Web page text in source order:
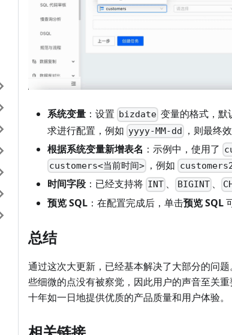
系统变量 ：设置 bizdate 变量的格式，
求进行配置，例如 yyyy-MM-dd ，则最终
根据系统变量新增表名 ：示例中，使用了
customers<当前时间> ，例如
时间字段 ：已经支持将 INT 、 BIGINT、
预览 SQL ：在配置完成后，单击预览 SQL
总结
通过这次大更新，已经基本解决了大部分的问
些细微的点没有被察觉，因此用户的声音至关
十年如一日地提供优质的产品质量和用户体验。